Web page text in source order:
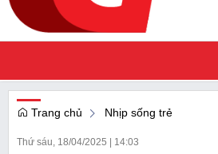
Trang chủ Nhịp sống trẻ
Thứ sáu, 18/04/2025 | 14:03